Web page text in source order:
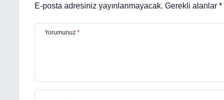
E-posta adresiniz yayınlanmayacak. Gerekli alanlar *
Yorumunuz *